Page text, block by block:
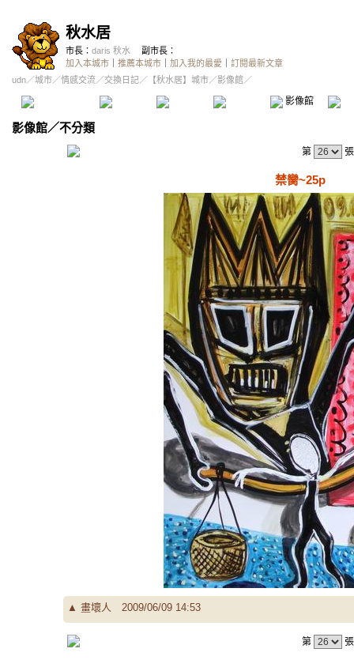
秋水居
市長： daris 秋水
副市長：
加入本城市
推薦本城市 加入我的最愛
訂閱最新文章
udn／城市／情感交流／交換日記／ 【秋水居】城市／影像館／
精華區 投票區 影像館
影像館／不分類
第
禁臠~25p
▲ 畫壞人 2009/06/09 14:53
第